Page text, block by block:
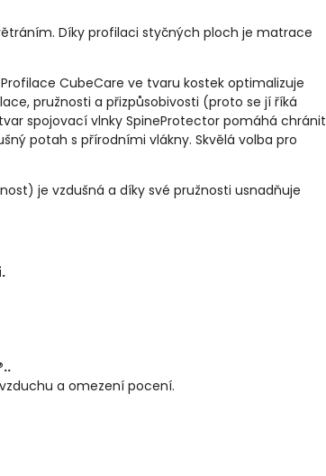
Díky profilaci styčných ploch je matrace
CubeCare ve tvaru kostek optimalizuje
pružnosti a přizpůsobivosti (proto se jí říká
spojovací vlnky SpineProtector pomáhá chránit
potah s přírodními vlákny. Skvělá volba pro
je vzdušná a díky své pružnosti usnadňuje
a omezení pocení.